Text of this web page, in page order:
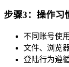
步骤3：操作习
不同账号使
文件、浏览
登陆行为遵